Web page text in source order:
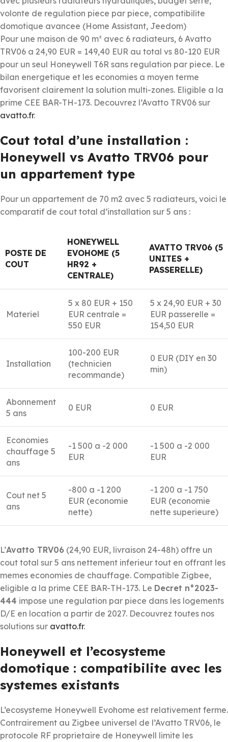
volonte de regulation piece par piece, compatibilite
domotique avancee (Home Assistant, Jeedom)
Pour une maison de 90 m² avec 6 radiateurs, 6 Avatto
TRV06 a 24,90 EUR = 149,40 EUR au total vs 80-120 EUR
pour un seul Honeywell T6R sans regulation par piece. Le
bilan energetique et les economies a moyen terme
favorisent clairement la solution multi-zones. Eligible a la
prime CEE BAR-TH-173. Decouvrez l’Avatto TRV06 sur
avatto.fr.
Cout total d’une installation :
Honeywell vs Avatto TRV06 pour
un appartement type
Pour un appartement de 70 m2 avec 5 radiateurs, voici le
comparatif de cout total d’installation sur 5 ans :
POSTE DE
COUT
HONEYWELL
EVOHOME (5
HR92 +
CENTRALE)
AVATTO TRV06 (5
UNITES +
PASSERELLE)
Materiel
5 x 80 EUR + 150
EUR centrale =
550 EUR
5 x 24,90 EUR + 30
EUR passerelle =
154,50 EUR
Installation
100-200 EUR
(technicien
recommande)
0 EUR (DIY en 30
min)
Abonnement
5 ans
0 EUR 0 EUR
Economies
chauffage 5
ans
-1 500 a -2 000
EUR
-1 500 a -2 000
EUR
Cout net 5
ans
-800 a -1 200
EUR (economie
nette)
-1 200 a -1 750
EUR (economie
nette superieure)
L’Avatto TRV06 (24,90 EUR, livraison 24-48h) offre un
cout total sur 5 ans nettement inferieur tout en offrant les
memes economies de chauffage. Compatible Zigbee,
eligible a la prime CEE BAR-TH-173. Le Decret n°2023-
444 impose une regulation par piece dans les logements
D/E en location a partir de 2027. Decouvrez toutes nos
solutions sur avatto.fr.
Honeywell et l’ecosysteme
domotique : compatibilite avec les
systemes existants
L’ecosysteme Honeywell Evohome est relativement ferme.
Contrairement au Zigbee universel de l’Avatto TRV06, le
protocole RF proprietaire de Honeywell limite les